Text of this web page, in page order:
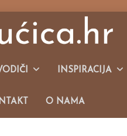
Načinu Života.
INSPIRACIJA
O NAMA